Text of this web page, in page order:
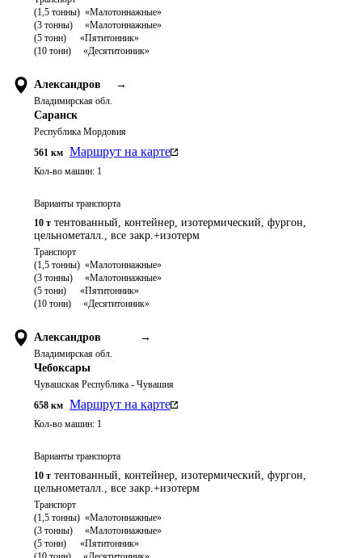
(1,5 тонны)  «Малотоннажные»
(3 тонны)     «Малотоннажные»
(5 тонн)	   «Пятитонник»
Александров →
Владимирская обл.
Саранск
Республика Мордовия
561 км Маршрут на карте
Кол-во машин: 1
Варианты транспорта
10 т тентованный, контейнер, изотермический, фургон,
цельнометалл., все закр.+изотерм
Транспорт
(1,5 тонны)  «Малотоннажные»
(3 тонны)     «Малотоннажные»
(5 тонн)	   «Пятитонник»
Александров →
Владимирская обл.
Чебоксары
Чувашская Республика - Чувашия
658 км Маршрут на карте
Кол-во машин: 1
Варианты транспорта
10 т тентованный, контейнер, изотермический, фургон,
цельнометалл., все закр.+изотерм
Транспорт
(1,5 тонны)  «Малотоннажные»
(3 тонны)     «Малотоннажные»
(5 тонн)	   «Пятитонник»